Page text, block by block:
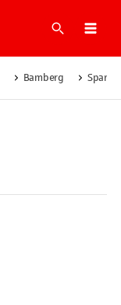
Suche
Bamberg